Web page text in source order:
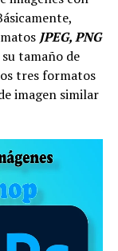
JPEG, PNG
tamaño de
tres formatos
imagen similar